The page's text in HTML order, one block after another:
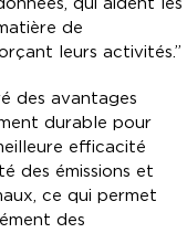
de
leurs activités.”
des avantages
durable pour
efficacité
des émissions et
ce qui permet
des